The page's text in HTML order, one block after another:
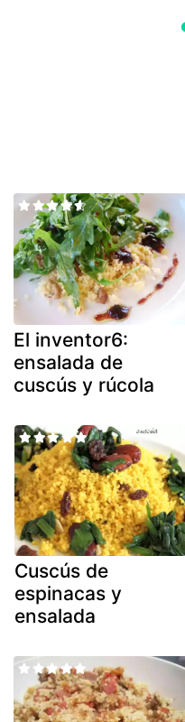
El inventor6:
ensalada de
cuscús y rúcola
Cuscús de
espinacas y
ensalada